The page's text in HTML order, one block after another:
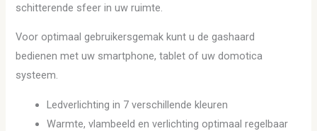
schitterende sfeer in uw ruimte.
Voor optimaal gebruikersgemak kunt u de gashaard
bedienen met uw smartphone, tablet of uw domotica
systeem.
Ledverlichting in 7 verschillende kleuren
Warmte, vlambeeld en verlichting optimaal regelbaar